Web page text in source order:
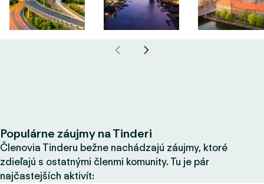
Populárne záujmy na Tinderi
Členovia Tinderu bežne nachádzajú záujmy, ktoré
zdieľajú s ostatnými členmi komunity. Tu je pár
najčastejších aktivít: